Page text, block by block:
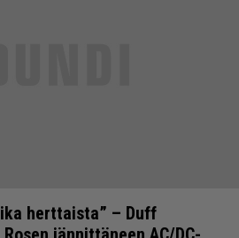
herttaista” – Duff